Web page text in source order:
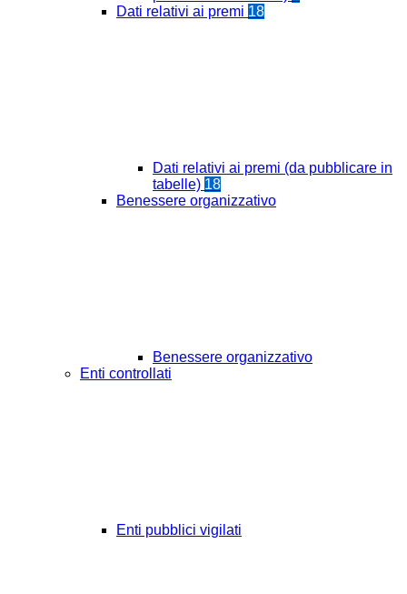
Dati relativi ai premi 18
Dati relativi ai premi (da pubblicare in
tabelle) 18
Benessere organizzativo
Benessere organizzativo
Enti controllati
Enti pubblici vigilati